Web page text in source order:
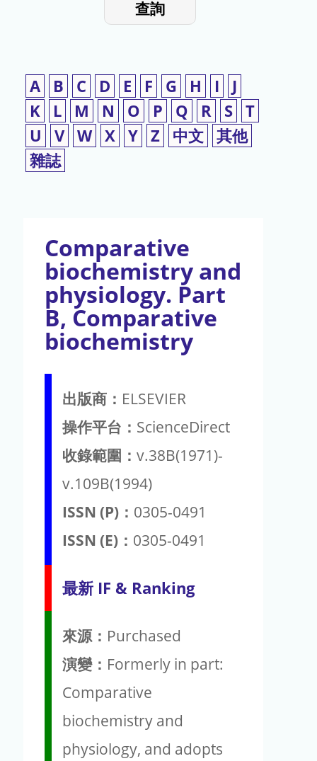
查詢
A B C D E F G H I
J
K
L M N O P Q R S T
U
V W X Y Z 中文 其他
雜誌
Comparative
biochemistry and
physiology. Part
B, Comparative
biochemistry
出版商： ELSEVIER
操作平台： ScienceDirect
收錄範圍： v.38B(1971)-
v.109B(1994)
ISSN (P)： 0305-0491
ISSN (E)： 0305-0491
最新 IF & Ranking
來源： Purchased
演變： Formerly in part:
Comparative
biochemistry and
physiology, and adopts